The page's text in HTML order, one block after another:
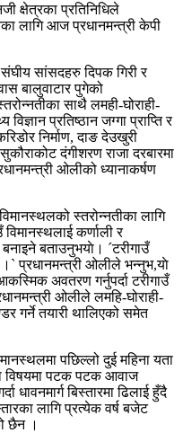
क्षेत्रका प्रतिनिधिले
लागि आज प्रधानमन्त्री केपी
सांसदहरु दिपक गिरी र
बालुवाटार पुगेको
साथै लमही-घोराही-
प्रतिष्ठान जग्गा प्राप्ति र
निर्माण, दाङ देउखुरी
दंगीशरण राजा दरबारमा
ओलीको ध्यानाकर्षण
स्तरोन्नतीका लागि
कर्णाली र
बताउनुभयाे। ´टरीगाउँ
प्रधानमन्त्री ओलीले भन्नुभ,याे
अवतरण गर्नुपर्दा टरीगाउँ
ओलीले लमहि-घोराही-
गर्ने तयारी थालिएको समेत
पछिल्लो दुई महिना यता
विषयमा पटक पटक आवाज
धावनमार्ग बिस्तारमा ढिलाई हुँदै
लागि प्रत्येक वर्ष बजेट
छैन ।